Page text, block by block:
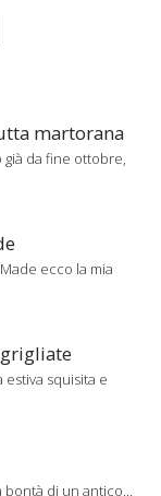
martorana
già da fine ottobre,
ecco la mia
squisita e
di un antico...